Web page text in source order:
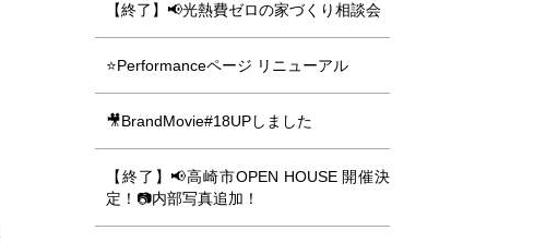
【終了】📢光熱費ゼロの家づくり相談会
⭐Performanceページ リニューアル
🎥BrandMovie#18UPしました
【終了】📢高崎市OPEN HOUSE 開催決
定！📷内部写真追加！